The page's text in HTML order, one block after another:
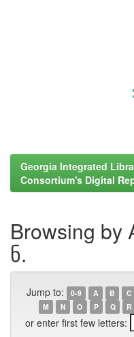
Georgia Integrated
Consortium's Digital
Browsing by
ნ.
Jump to: 0-9 A B C
M
N O P Q R
or enter first few letters: